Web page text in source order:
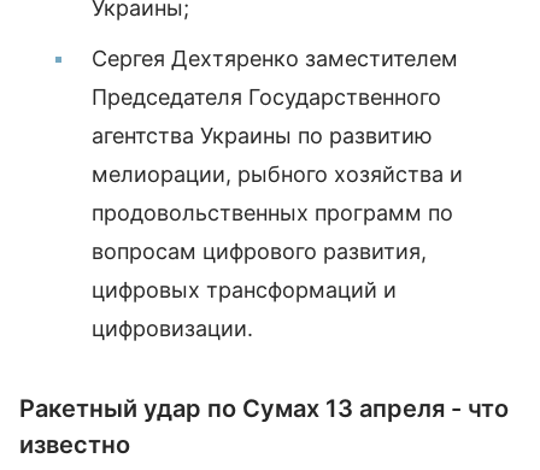
Украины;
Сергея Дехтяренко заместителем
Председателя Государственного
агентства Украины по развитию
мелиорации, рыбного хозяйства и
продовольственных программ по
вопросам цифрового развития,
цифровых трансформаций и
цифровизации.
Ракетный удар по Сумах 13 апреля - что
известно